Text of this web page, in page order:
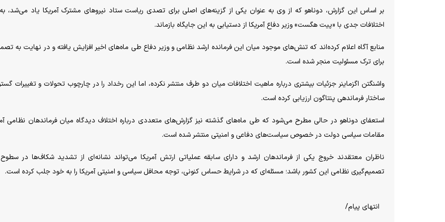
بر اساس این گزارش، دوناهو که از وی به عنوان یکی از گزینه‌های اصلی برای تصدی ریاست ستاد نیرو‌های مشترک آمریکا یاد می‌شد،
اختلافات جدی با «پیت هگست» وزیر دفاع آمریکا از دستیابی به این جایگاه بازماند.
منابع آگاه اعلام کرده‌اند که تنش‌های موجود میان این فرمانده ارشد نظامی و وزیر دفاع طی ماه‌های اخیر افزایش یافته و در نهایت به
برای ترک مسئولیت منجر شده است.
واشنگتن اگزماینر جزئیات بیشتری درباره ماهیت اختلافات میان دو طرف منتشر نکرده، اما این رخداد را در چارچوب تحولات و تغییرات
ساختار فرماندهی پنتاگون ارزیابی کرده است.
استعفای دوناهو در حالی مطرح می‌شود که طی ماه‌های گذشته نیز گزارش‌های متعددی درباره اختلاف دیدگاه میان فرماندهان نظامی
مقامات سیاسی دولت در خصوص سیاست‌های دفاعی و امنیتی منتشر شده است.
ناظران معتقدند خروج یکی از فرماندهان ارشد و دارای سابقه عملیاتی ارتش آمریکا می‌تواند نشانه‌ای از تشدید شکاف‌ها در سطوح
تصمیم‌گیری نظامی این کشور باشد؛ مسئله‌ای که در شرایط حساس کنونی، توجه محافل سیاسی و امنیتی آمریکا را به خود جلب کرده است.
انتهای پیام/